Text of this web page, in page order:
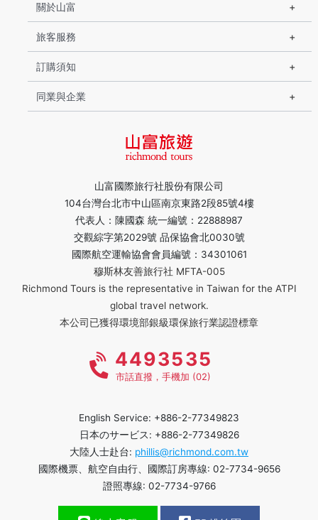
山富國際旅行社股份有限公司
104台灣台北市中山區南京東路2段85號4樓
代表人：陳國森 統一編號：22888987
交觀綜字第2029號 品保協會北0030號
國際航空運輸協會會員編號：34301061
穆斯林友善旅行社 MFTA-005
Richmond Tours is the representative in Taiwan for the ATPI
global travel network.
本公司已獲得環境部銀級環保旅行業認證標章
關於山富
旅客服務
訂購須知
同業與企業
4493535
市話直撥，手機加 (02)
English Service: +886-2-77349823
日本のサービス: +886-2-77349826
大陸人士赴台: phillis@richmond.com.tw
國際機票、航空自由行、國際訂房專線: 02-7734-9656
證照專線: 02-7734-9766